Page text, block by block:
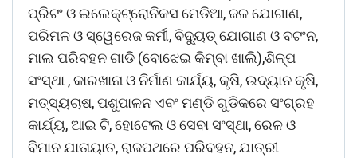
ପ୍ରିଟଂ ଓ ଇଲେକ୍ଟ୍ରୋନିକସ ମେଡିଆ, ଜଳ ଯୋଗାଣ,
ପରିମଳ ଓ ସ୍ୱେରେଜ କର୍ମୀ, ବିଦ୍ୟୁତ୍ ଯୋଗାଣ ଓ ବଟଂନ,
ମାଲ ପରିବହନ ଗାଡି (ବୋଝେଇ କିମ୍ବା ଖାଲି),ଶିଳ୍ପ
ସଂସ୍ଥା , କାରଖାନା ଓ ନିର୍ମାଣ କାର୍ଯ୍ୟ, କୃଷି, ଉଦ୍ୟାନ କୃଷି,
ମତ୍ସ୍ୟଚାଷ, ପଶୁପାଳନ ଏବଂ ମଣ୍ଡି ଗୁଡିକରେ ସଂଗ୍ରହ
କାର୍ଯ୍ୟ, ଆଇ ଟି, ହୋଟେଲ ଓ ସେବା ସଂସ୍ଥା, ରେଳ ଓ
ବିମାନ ଯାତାୟାତ, ରାଜପଥରେ ପରିବହନ, ଯାତ୍ରୀ